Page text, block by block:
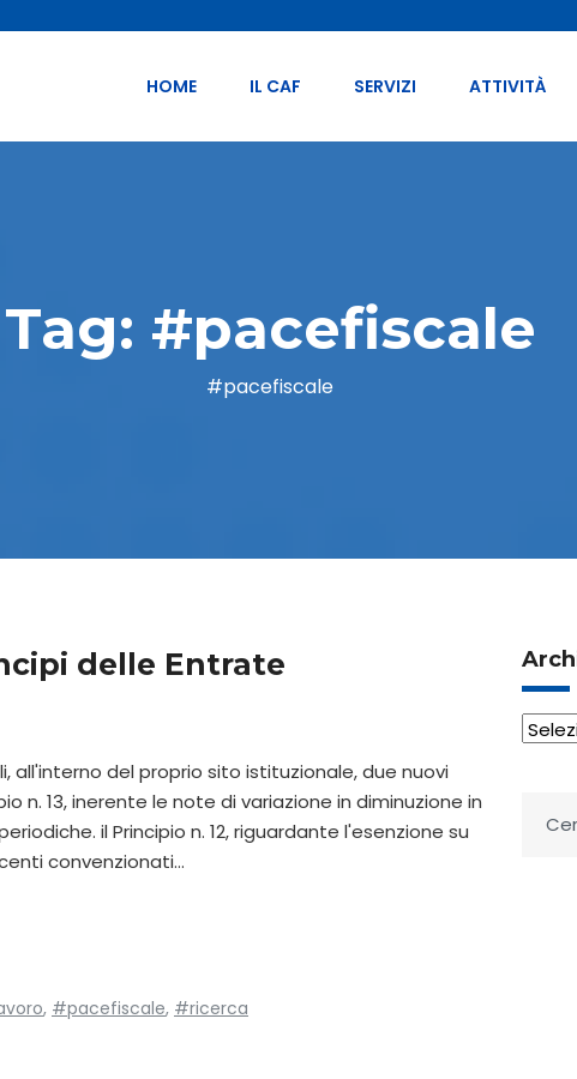
HOME IL CAF SERVIZI ATTIVITÀ
Tag: #pacefiscale
#pacefiscale
delle Entrate
all'interno del proprio sito istituzionale, due nuovi
n. 13, inerente le note di variazione in diminuzione in
il Principio n. 12, riguardante l'esenzione su
convenzionati…
, #pacefiscale, #ricerca
per: